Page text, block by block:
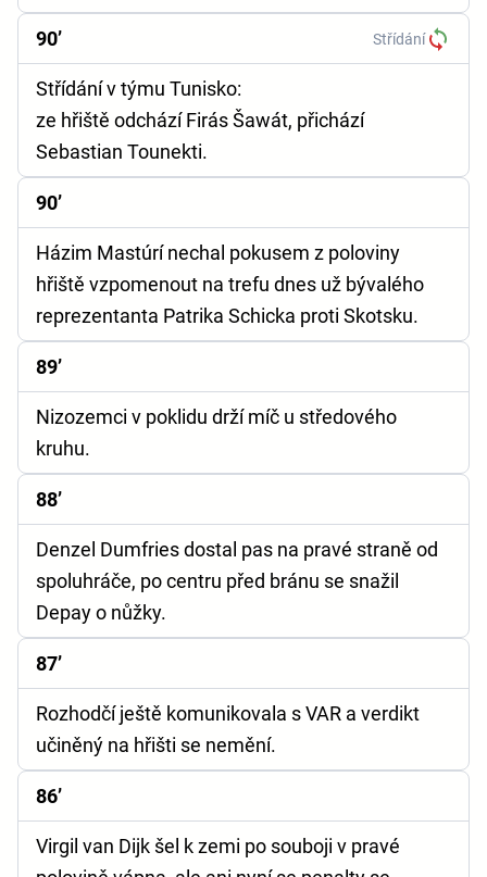
90’ Střídání
Střídání v týmu Tunisko:
ze hřiště odchází Firás Šawát, přichází
Sebastian Tounekti.
90’
Házim Mastúrí nechal pokusem z poloviny
hřiště vzpomenout na trefu dnes už bývalého
reprezentanta Patrika Schicka proti Skotsku.
89’
Nizozemci v poklidu drží míč u středového
kruhu.
88’
Denzel Dumfries dostal pas na pravé straně od
spoluhráče, po centru před bránu se snažil
Depay o nůžky.
87’
Rozhodčí ještě komunikovala s VAR a verdikt
učiněný na hřišti se nemění.
86’
Virgil van Dijk šel k zemi po souboji v pravé